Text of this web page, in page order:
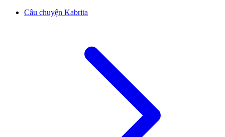
Câu chuyện Kabrita